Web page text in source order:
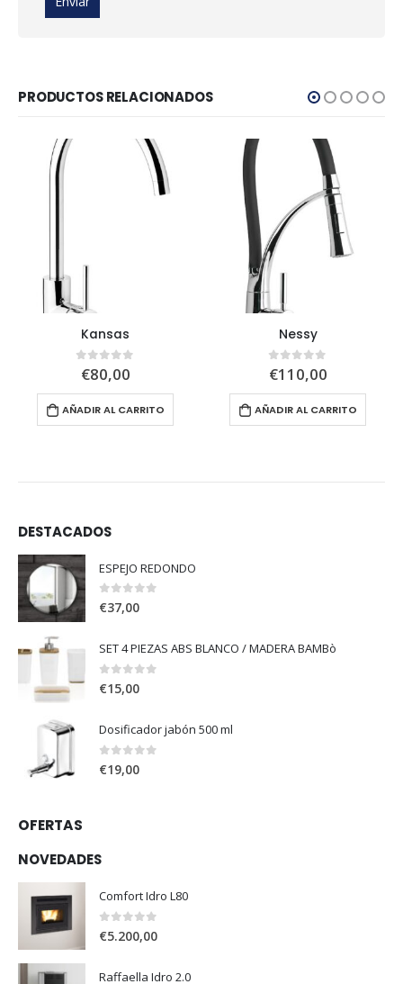
PRODUCTOS RELACIONADOS
Kansas
0out of 5
€80,00
AÑADIR AL CARRITO
Nessy
0out of 5
€110,00
AÑADIR AL CARRITO
DESTACADOS
ESPEJO REDONDO
0out of 5
€37,00
SET 4 PIEZAS ABS BLANCO / MADERA BAMBò
0 out of 5
€15,00
Dosificador jabón 500 ml
0 out of 5
€19,00
OFERTAS
NOVEDADES
Comfort Idro L80
0out of 5
€5.200,00
Raffaella Idro 2.0